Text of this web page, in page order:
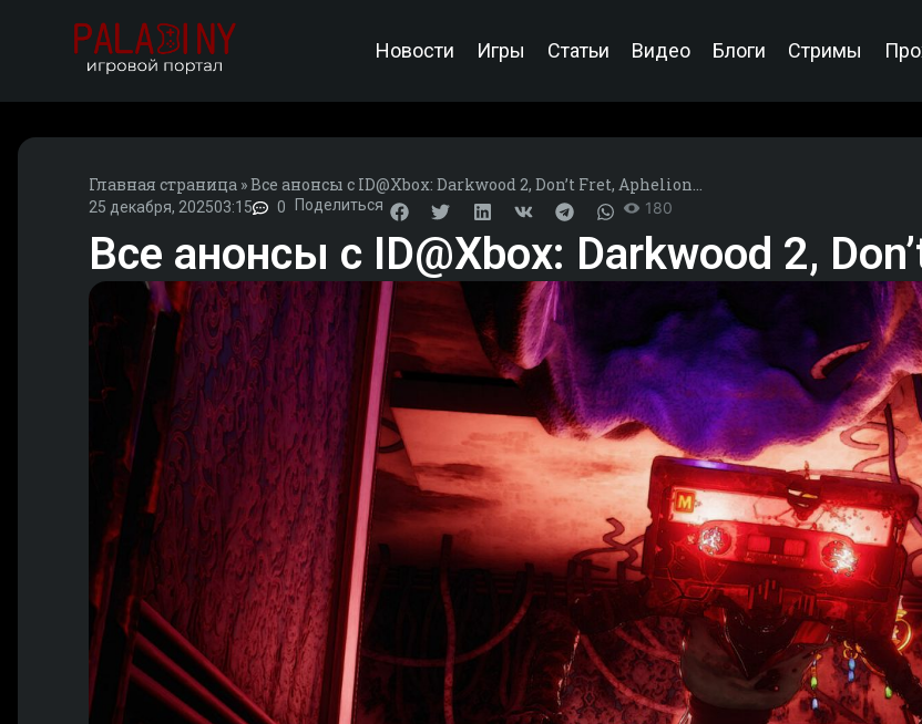
Новости Игры Статьи Видео Блоги Стримы
Главная страница »Все анонсы с ID@Xbox: Darkwood 2, Don’t Fret, Aphelion…
25 декабря, 202503:15 0 Поделиться 180
Все анонсы с ID@Xbox: Darkwood 2,